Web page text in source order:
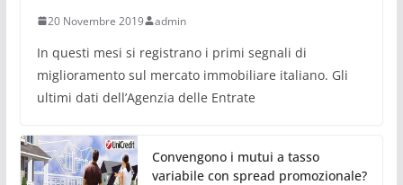
20 Novembre 2019 admin
In questi mesi si registrano i primi segnali di
miglioramento sul mercato immobiliare italiano. Gli
ultimi dati dell’Agenzia delle Entrate
Convengono i mutui a tasso
variabile con spread promozionale?